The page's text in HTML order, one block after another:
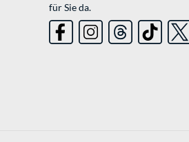
für Sie da.